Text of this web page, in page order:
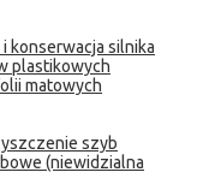
konserwacja silnika
plastikowych
matowych
szyb
(niewidzialna